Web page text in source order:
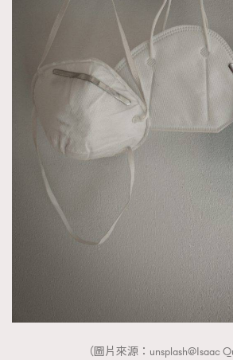
（圖片來源：unsplash@Isaac